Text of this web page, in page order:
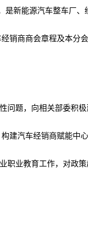
新能源汽车整车厂、
商商会章程及本分
题，向相关部委积
汽车经销商赋能中
业教育工作，对政